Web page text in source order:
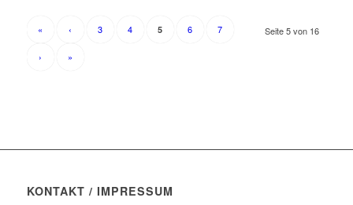
Seite 5 von 16
« ‹ 3 4 5 6 7
› »
KONTAKT / IMPRESSUM